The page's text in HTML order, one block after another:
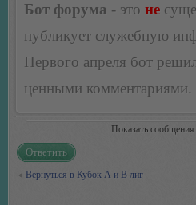
Бот форума - это не
публикует служебную
Первого апреля бот
ценными комментариями.
Показать сообщения
Ответить
Вернуться в Кубок А и В лиг